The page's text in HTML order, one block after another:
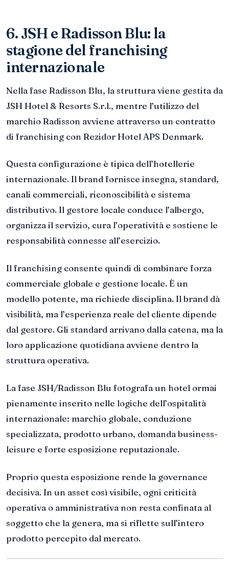
6. JSH e Radisson Blu: la
stagione del franchising
internazionale
Nella fase Radisson Blu, la struttura viene gestita da
JSH Hotel & Resorts S.r.l., mentre l’utilizzo del
marchio Radisson avviene attraverso un contratto
di franchising con Rezidor Hotel APS Denmark.
Questa configurazione è tipica dell’hotellerie
internazionale. Il brand fornisce insegna, standard,
canali commerciali, riconoscibilità e sistema
distributivo. Il gestore locale conduce l’albergo,
organizza il servizio, cura l’operatività e sostiene le
responsabilità connesse all’esercizio.
Il franchising consente quindi di combinare forza
commerciale globale e gestione locale. È un
modello potente, ma richiede disciplina. Il brand dà
visibilità, ma l’esperienza reale del cliente dipende
dal gestore. Gli standard arrivano dalla catena, ma la
loro applicazione quotidiana avviene dentro la
struttura operativa.
La fase JSH/Radisson Blu fotografa un hotel ormai
pienamente inserito nelle logiche dell’ospitalità
internazionale: marchio globale, conduzione
specializzata, prodotto urbano, domanda business-
leisure e forte esposizione reputazionale.
Proprio questa esposizione rende la governance
decisiva. In un asset così visibile, ogni criticità
operativa o amministrativa non resta confinata al
soggetto che la genera, ma si riflette sull’intero
prodotto percepito dal mercato.